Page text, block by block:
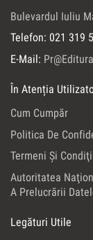
Bulevardul Iuliu
Telefon: 021 319
E-Mail:
În Atenția
Cum Cumpăr
Politica De
Termeni Şi
Autoritatea
A Prelucrării
Legături Utile